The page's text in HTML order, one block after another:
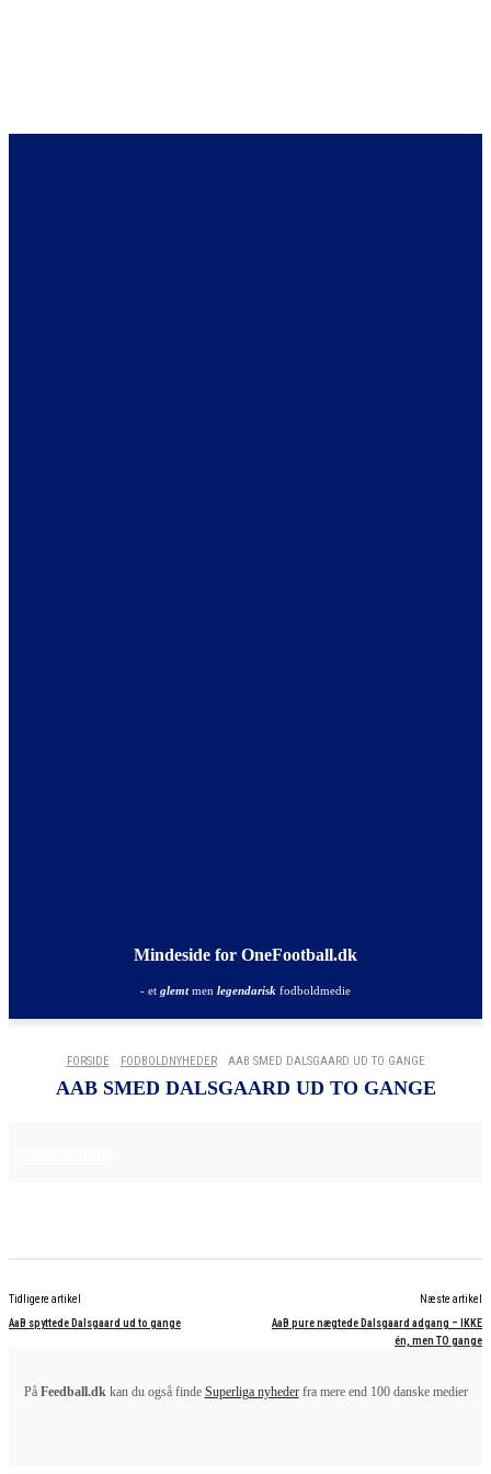
Mindeside for OneFootball.dk
- et glemtmen legendarisk fodboldmedie
FORSIDE FODBOLDNYHEDER AAB SMED DALSGAARD UD TO GANGE
AAB SMED DALSGAARD UD TO GANGE
Tidligere artikel
AaB spyttede Dalsgaard ud to gange
Næste artikel
AaB pure nægtede Dalsgaard adgang – IKKE
én, men TO gange
På Feedball.dkkan du også finde Superliga nyhederfra mere end 100 danske medier